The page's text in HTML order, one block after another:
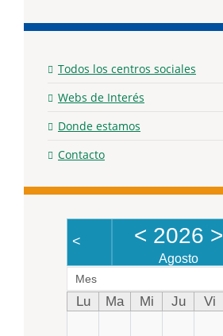
Todos los centros sociales
Webs de Interés
Donde estamos
Contacto
< < 2026 >
Agosto
Mes
Lu Ma Mi Ju Vi